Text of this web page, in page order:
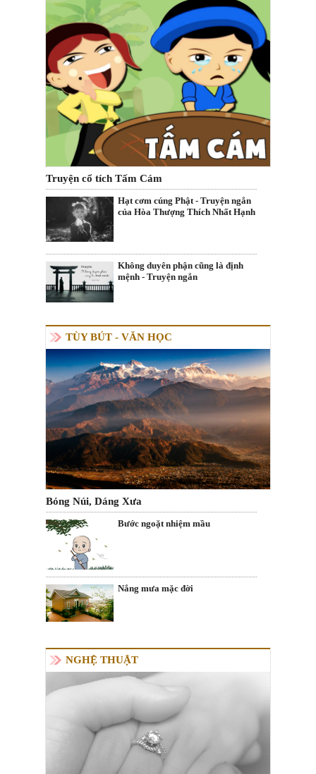
Truyện cổ tích Tấm Cám
Hạt cơm cúng Phật - Truyện ngắn
của Hòa Thượng Thích Nhất Hạnh
Không duyên phận cũng là định
mệnh - Truyện ngắn
TÙY BÚT - VĂN HỌC
Bóng Núi, Dáng Xưa
Bước ngoặt nhiệm mầu
Nắng mưa mặc đời
NGHỆ THUẬT